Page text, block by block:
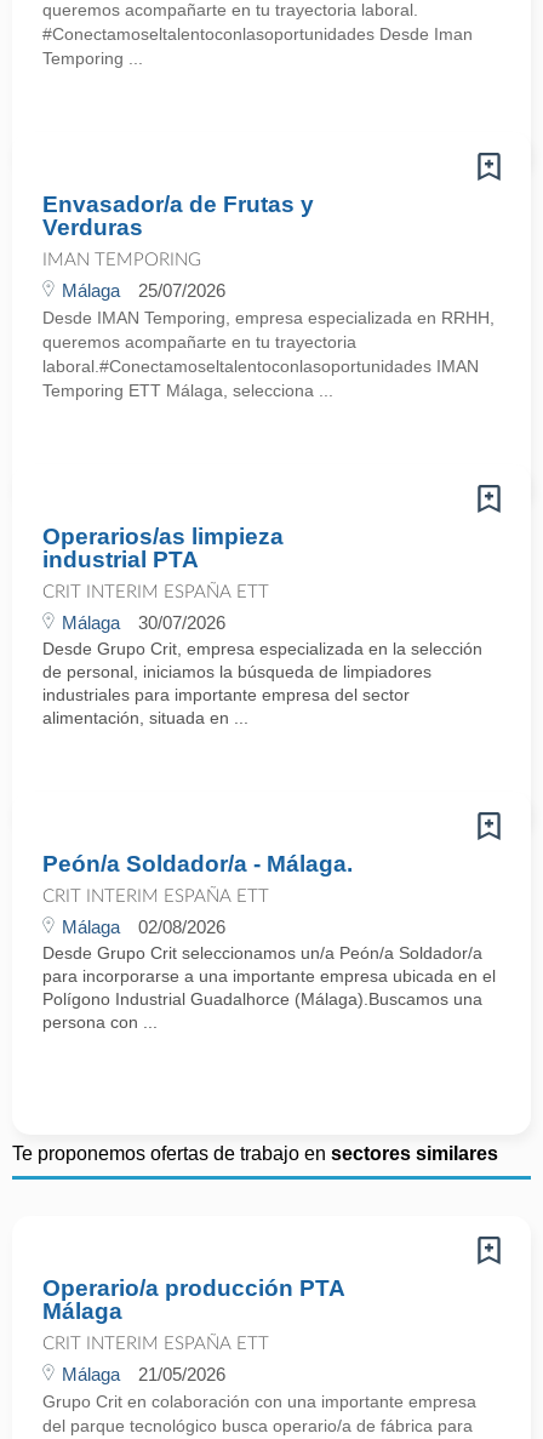
queremos acompañarte en tu trayectoria laboral.
#Conectamoseltalentoconlasoportunidades Desde Iman
Temporing ...
Envasador/a de Frutas y
Verduras
IMAN TEMPORING
Málaga 25/07/2026
Desde IMAN Temporing, empresa especializada en RRHH,
queremos acompañarte en tu trayectoria
laboral.#Conectamoseltalentoconlasoportunidades IMAN
Temporing ETT Málaga, selecciona ...
Operarios/as limpieza
industrial PTA
CRIT INTERIM ESPAÑA ETT
Málaga 30/07/2026
Desde Grupo Crit, empresa especializada en la selección
de personal, iniciamos la búsqueda de limpiadores
industriales para importante empresa del sector
alimentación, situada en ...
Peón/a Soldador/a - Málaga.
CRIT INTERIM ESPAÑA ETT
Málaga 02/08/2026
Desde Grupo Crit seleccionamos un/a Peón/a Soldador/a
para incorporarse a una importante empresa ubicada en el
Polígono Industrial Guadalhorce (Málaga).Buscamos una
persona con ...
Te proponemos ofertas de trabajo en sectores similares
Operario/a producción PTA
Málaga
CRIT INTERIM ESPAÑA ETT
Málaga 21/05/2026
Grupo Crit en colaboración con una importante empresa
del parque tecnológico busca operario/a de fábrica para